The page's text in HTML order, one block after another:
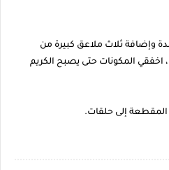
وإضافة ثلاث ملاعق كبيرة من
اخفقي المكونات حتى يصبح الكريم